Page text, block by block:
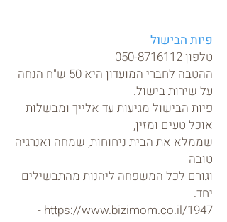
פיות הבישול
טלפון050-8716112
ההטבה לחברי המועדון היא
50 ש"ח הנחה
על שירות בישול.
פיות הבישול מגיעות עד אלייך ומבשלות
אוכל טעים ומזין,
שממלא את הבית ניחוחות, שמחה ואנרגיה
טובה
וגורם לכל המשפחה ליהנות מהתבשילים
יחד.
https://www.bizimom.co.il/
1947 -